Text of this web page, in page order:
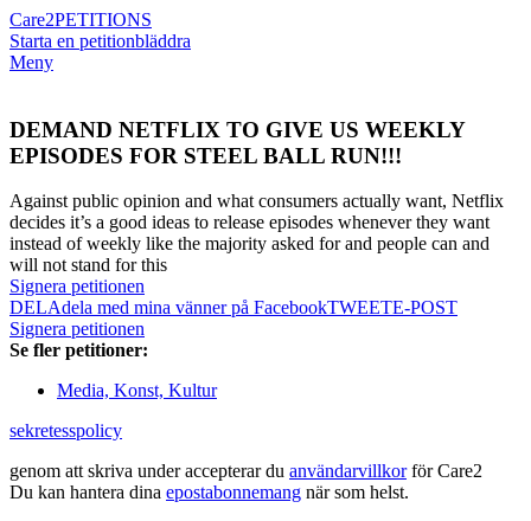
Care2PETITIONS
Starta en petitionbläddra
Meny
DEMAND NETFLIX TO GIVE US WEEKLY
EPISODES FOR STEEL BALL RUN!!!
Against public opinion and what consumers actually want, Netflix
decides it’s a good ideas to release episodes whenever they want
instead of weekly like the majority asked for and people can and
will not stand for this
Signera petitionen
DELAdela med mina vänner på FacebookTWEETE-POST
Signera petitionen
Se fler petitioner:
Media, Konst, Kultur
sekretesspolicy
genom att skriva under accepterar du användarvillkorför Care2
Du kan hantera dina epostabonnemang när som helst.